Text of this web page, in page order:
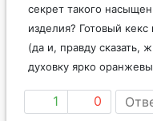
секрет такого
изделия? Готовый
(да и, правду сказать,
духовку ярко
1 0